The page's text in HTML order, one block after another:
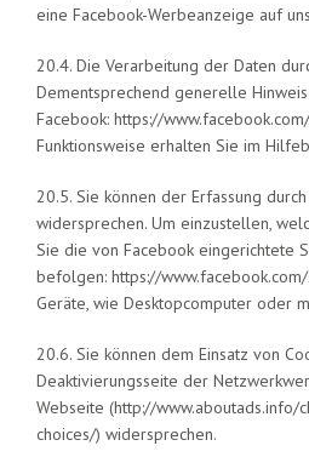
eine Facebook-Werbeanzeige auf
20.4. Die Verarbeitung der Daten
Dementsprechend generelle
Facebook: https://
Funktionsweise erhalten Sie im
20.5. Sie können der Erfassung
widersprechen. Um einzustellen,
Sie die von Facebook eingerichtete
befolgen: https://
Geräte, wie Desktopcomputer oder
20.6. Sie können dem Einsatz von
Deaktivierungsseite der
Webseite (http://www.aboutads.info/
choices/) widersprechen.